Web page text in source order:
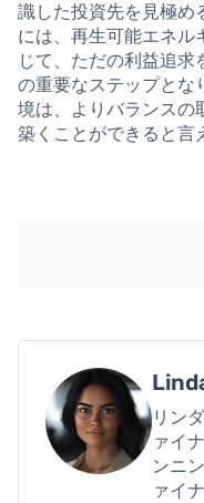
識した投資先を見極め
には、再生可能エネル
じて、ただの利益追
の重要なステップとな
境は、よりバランスの
築くことができると言
リン
ァイ
ンニ
ァイ